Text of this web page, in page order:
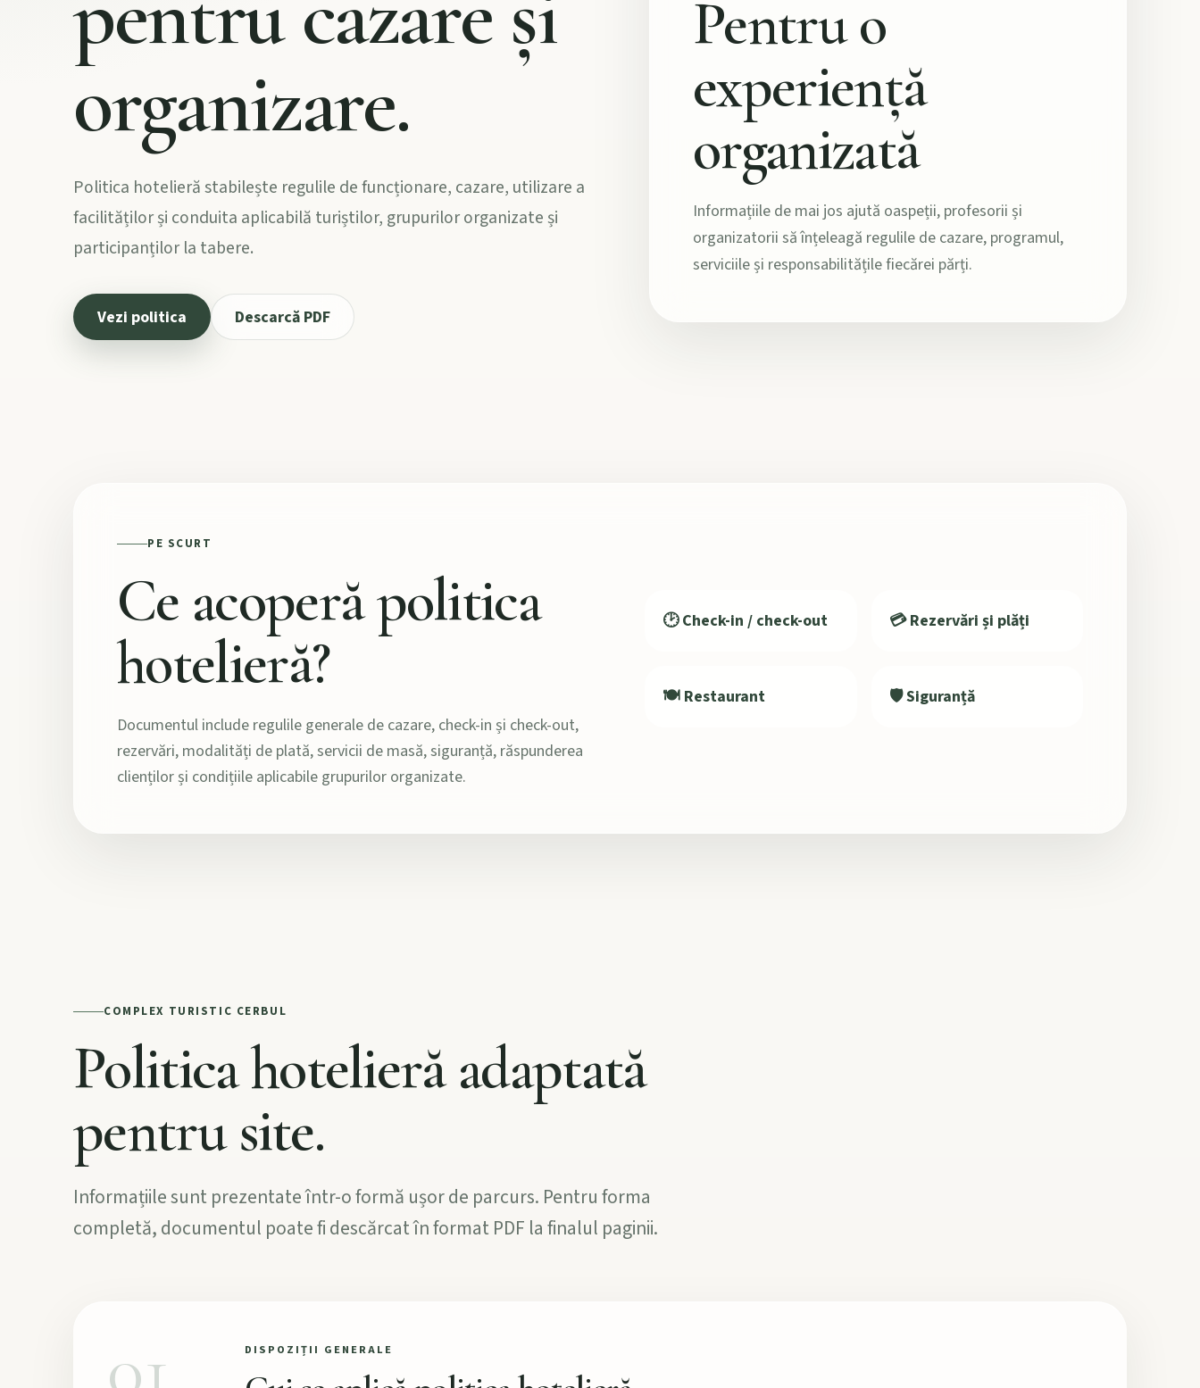
organizare.
Politica hotelieră stabilește regulile de funcționare, cazare, utilizare a
facilităților și conduita aplicabilă turiștilor, grupurilor organizate și
participanților la tabere.
Vezi politica Descarcă PDF
Pentru o
experiență
organizată
Informațiile de mai jos ajută oaspeții, profesorii și
organizatorii să înțeleagă regulile de cazare, programul,
serviciile și responsabilitățile fiecărei părți.
PE SCURT
Ce acoperă politica
hotelieră?
Documentul include regulile generale de cazare, check-in și check-out,
rezervări, modalități de plată, servicii de masă, siguranță, răspunderea
clienților și condițiile aplicabile grupurilor organizate.
🕑 Check-in / check-out 💳 Rezervări și plăți
🍽️ Restaurant 🛡️ Siguranță
COMPLEX TURISTIC CERBUL
Politica hotelieră adaptată
pentru site.
Informațiile sunt prezentate într-o formă ușor de parcurs. Pentru forma
completă, documentul poate fi descărcat în format PDF la finalul paginii.
DISPOZIȚII GENERALE